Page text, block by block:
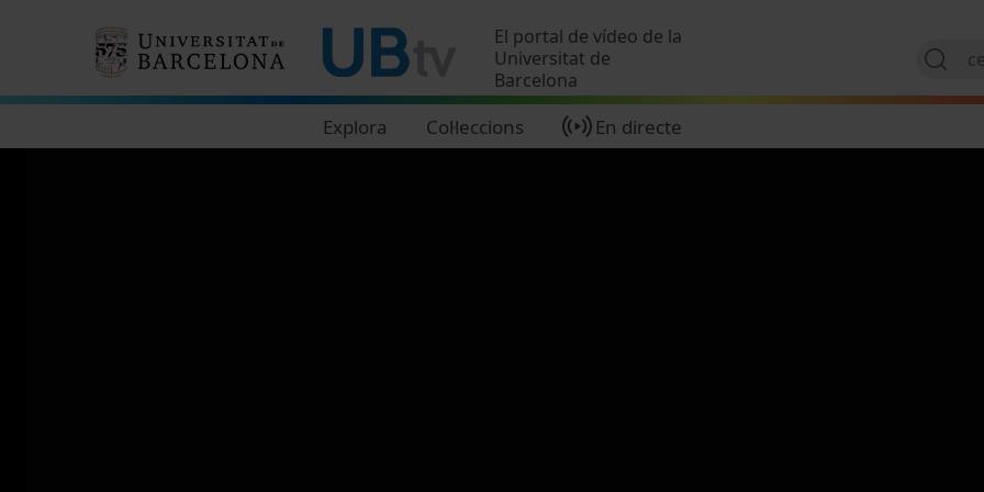
El portal de vídeo de la
Universitat de
Barcelona
Explora Col·leccions En directe